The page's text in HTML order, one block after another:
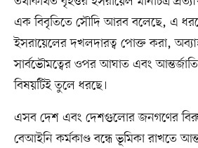
এক বিবৃতিতে সৌদি আরব বলেছে, এ
ইসরায়েলের দখলদারত্ব পোক্ত করা,
সার্বভৌমত্বের ওপর আঘাত এবং
বিষয়টিই তুলে ধরছে।
এসব দেশ এবং দেশগুলোর জনগণের
বেআইনি কর্মকাণ্ড বন্ধে ভূমিকা রাখতে